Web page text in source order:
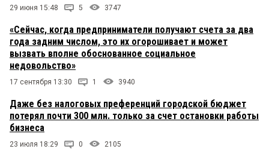
29 июня 15:48 5 3747
«Сейчас, когда предприниматели получают счета за два
года задним числом, это их огорошивает и может
вызвать вполне обоснованное социальное
недовольство»
17 сентября 13:30 1 3940
Даже без налоговых преференций городской бюджет
потерял почти 300 млн. только за счет остановки работы
бизнеса
23 июля 18:29 0 2105